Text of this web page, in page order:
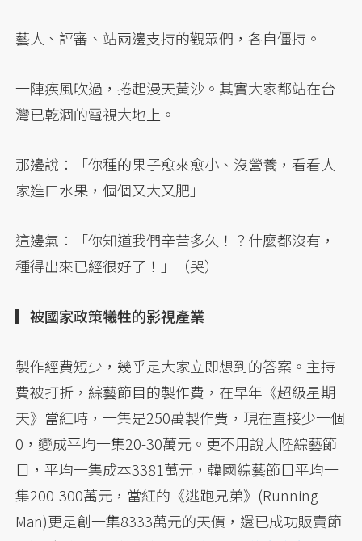
藝人、評審、站兩邊支持的觀眾們，各自僵持。
一陣疾風吹過，捲起漫天黃沙。其實大家都站在台
灣已乾涸的電視大地上。
那邊說：「你種的果子愈來愈小、沒營養，看看人
家進口水果，個個又大又肥」
這邊氣：「你知道我們辛苦多久！？什麼都沒有，
種得出來已經很好了！」（哭）
▎被國家政策犧牲的影視產業
製作經費短少，幾乎是大家立即想到的答案。主持
費被打折，綜藝節目的製作費，在早年《超級星期
天》當紅時，一集是250萬製作費，現在直接少一個
0，變成平均一集20-30萬元。更不用說大陸綜藝節
目，平均一集成本3381萬元，韓國綜藝節目平均一
集200-300萬元，當紅的《逃跑兄弟》(Running
Man)更是創一集8333萬元的天價，還已成功販賣節